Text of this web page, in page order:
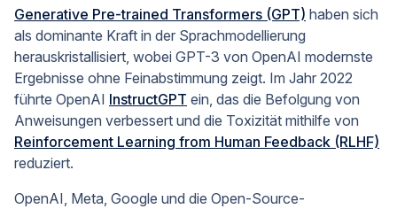
Generative Pre-trained Transformers (GPT) haben sich
als dominante Kraft in der Sprachmodellierung
herauskristallisiert, wobei GPT-3 von OpenAI modernste
Ergebnisse ohne Feinabstimmung zeigt. Im Jahr 2022
führte OpenAI InstructGPT ein, das die Befolgung von
Anweisungen verbessert und die Toxizität mithilfe von
Reinforcement Learning from Human Feedback (RLHF)
reduziert.
OpenAI, Meta, Google und die Open-Source-